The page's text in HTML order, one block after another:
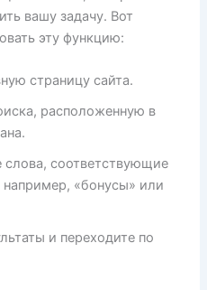
вашу задачу. Вот
эту функцию:
страницу сайта.
расположенную в
слова, соответствующие
«бонусы» или
и переходите по